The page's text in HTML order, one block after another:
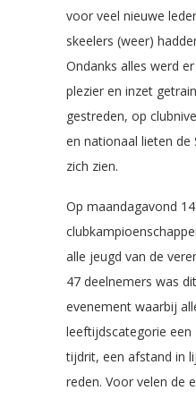
voor veel nieuwe
skeelers (weer)
Ondanks alles werd
plezier en inzet
gestreden, op
en nationaal lieten de
zich zien.
Op maandagavond
alle jeugd van de
47 deelnemers was
evenement waarbij
leeftijdscategorie een
tijdrit, een afstand in
reden. Voor velen de